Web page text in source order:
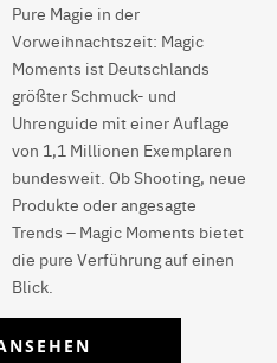
Pure Magie in der
Vorweihnachtszeit: Magic
Moments ist Deutschlands
größter Schmuck- und
Uhrenguide mit einer Auflage
von 1,1 Millionen Exemplaren
bundesweit. Ob Shooting, neue
Produkte oder angesagte
Trends – Magic Moments bietet
die pure Verführung auf einen
Blick.